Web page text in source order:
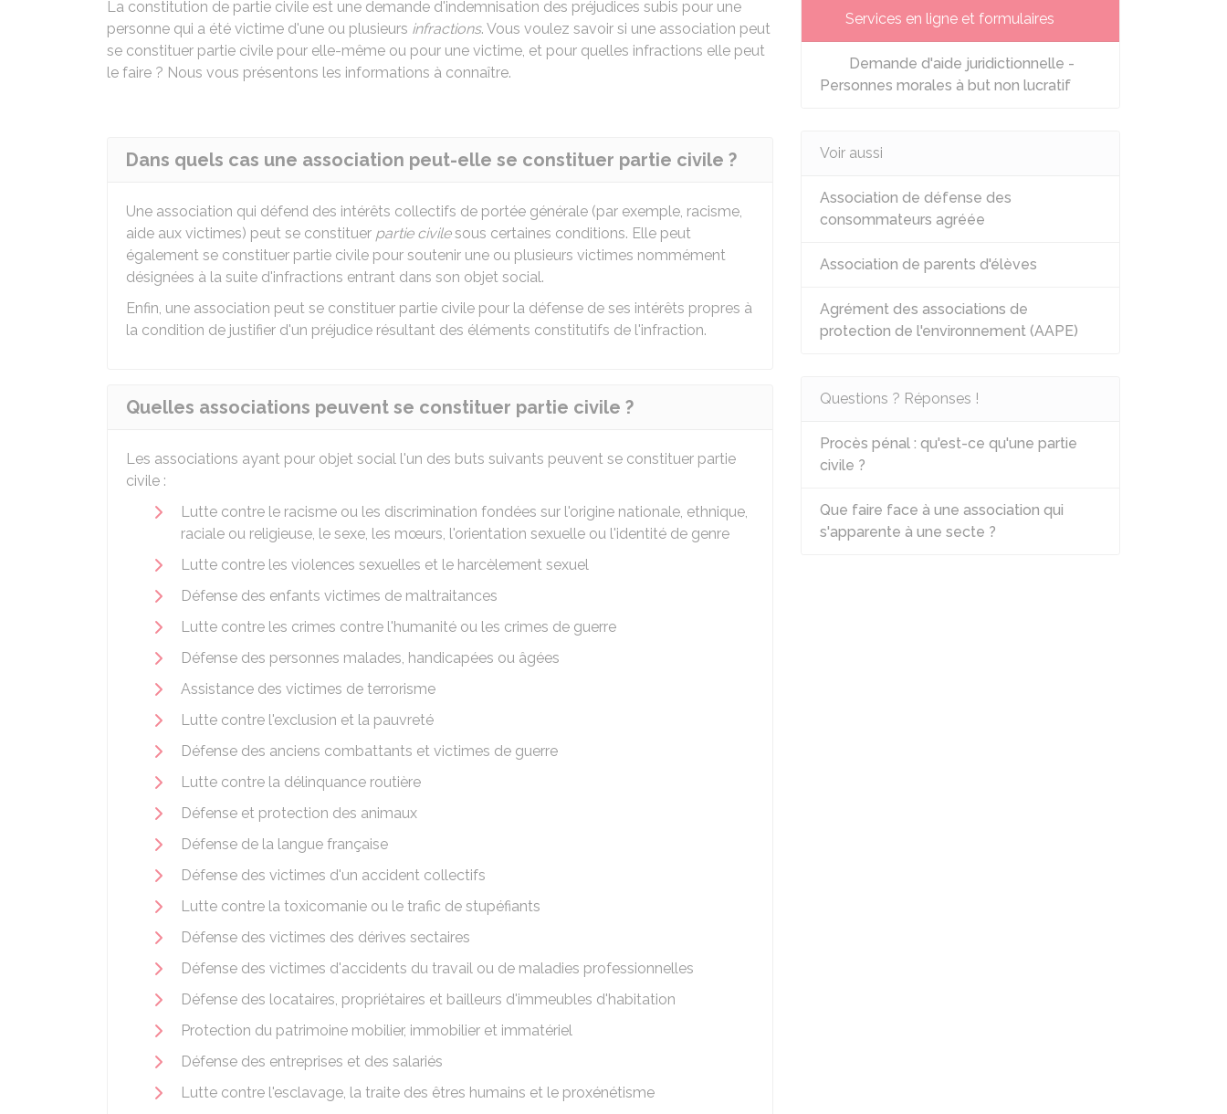
La constitution de partie civile est une demande d'indemnisation des préjudices subis pour une
personne qui a été victime d'une ou plusieurs infractions. Vous voulez savoir si une association peut
se constituer partie civile pour elle-même ou pour une victime, et pour quelles infractions elle peut
le faire ? Nous vous présentons les informations à connaître.
Dans quels cas une association peut-elle se constituer partie civile ?
Une association qui défend des intérêts collectifs de portée générale (par exemple, racisme,
aide aux victimes) peut se constituer partie civilesous certaines conditions. Elle peut
également se constituer partie civile pour soutenir une ou plusieurs victimes nommément
désignées à la suite d'infractions entrant dans son objet social.
Enfin, une association peut se constituer partie civile pour la défense de ses intérêts propres à
la condition de justifier d'un préjudice résultant des éléments constitutifs de l'infraction.
Quelles associations peuvent se constituer partie civile ?
Les associations ayant pour objet social l'un des buts suivants peuvent se constituer partie
civile :
Lutte contre le racisme ou les discrimination fondées sur l'origine nationale, ethnique,
raciale ou religieuse, le sexe, les mœurs, l'orientation sexuelle ou l'identité de genre
Lutte contre les violences sexuelles et le harcèlement sexuel
Défense des enfants victimes de maltraitances
Lutte contre les crimes contre l'humanité ou les crimes de guerre
Défense des personnes malades, handicapées ou âgées
Assistance des victimes de terrorisme
Lutte contre l'exclusion et la pauvreté
Défense des anciens combattants et victimes de guerre
Lutte contre la délinquance routière
Défense et protection des animaux
Défense de la langue française
Défense des victimes d'un accident collectifs
Lutte contre la toxicomanie ou le trafic de stupéfiants
Défense des victimes des dérives sectaires
Défense des victimes d'accidents du travail ou de maladies professionnelles
Défense des locataires, propriétaires et bailleurs d'immeubles d'habitation
Protection du patrimoine mobilier, immobilier et immatériel
Défense des entreprises et des salariés
Lutte contre l'esclavage, la traite des êtres humains et le proxénétisme
Services en ligne et formulaires
Demande d'aide juridictionnelle -
Personnes morales à but non lucratif
Voir aussi
Association de défense des
consommateurs agréée
Association de parents d'élèves
Agrément des associations de
protection de l'environnement (AAPE)
Questions ? Réponses !
Procès pénal : qu'est-ce qu'une partie
civile ?
Que faire face à une association qui
s'apparente à une secte ?